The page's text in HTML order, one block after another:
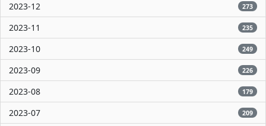
2023-12 273
2023-11 235
2023-10 249
2023-09 226
2023-08 179
2023-07 209